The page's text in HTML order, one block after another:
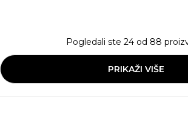
Pogledali ste 24 od 88
PRIKAŽI VIŠE